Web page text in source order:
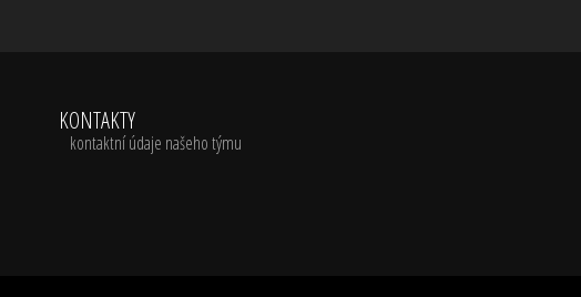
KONTAKTY
kontaktní údaje našeho týmu